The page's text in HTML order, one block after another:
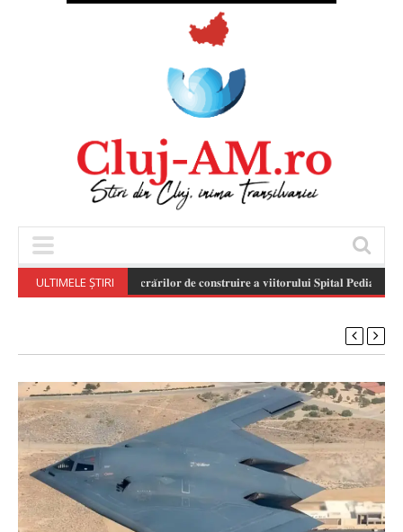
ULTIMELE ȘTIRI
𝐒𝐭𝐚𝐝𝐢𝐮𝐥 𝐥𝐮𝐜𝐫𝐚̆𝐫𝐢𝐥𝐨𝐫 𝐝𝐞 𝐜𝐨𝐧𝐬𝐭𝐫𝐮𝐢𝐫𝐞 𝐚 𝐯𝐢𝐢𝐭𝐨𝐫𝐮𝐥𝐮𝐢 𝐒𝐩𝐢𝐭𝐚𝐥 𝐏𝐞𝐝𝐢𝐚𝐭𝐫𝐢𝐜